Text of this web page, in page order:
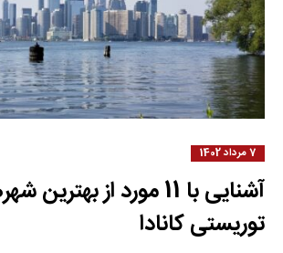
7 مرداد 1402
آشنایی با 11 مورد از
توریستی کانادا